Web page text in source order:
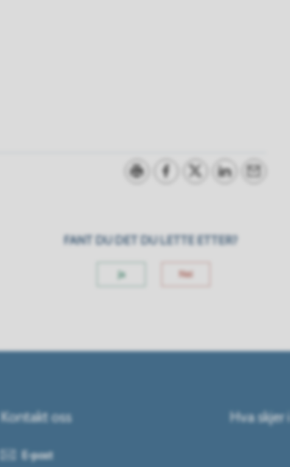
FANT DU DET DU LETTE ETTER?
Ja Nei
Kontakt oss
E-post
Hva skjer